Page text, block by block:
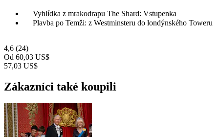
Vyhlídka z mrakodrapu The Shard: Vstupenka
Plavba po Temži: z Westminsteru do londýnského Toweru
4,6 (24)
Od 60,03 US$
57,03 US$
Zákazníci také koupili